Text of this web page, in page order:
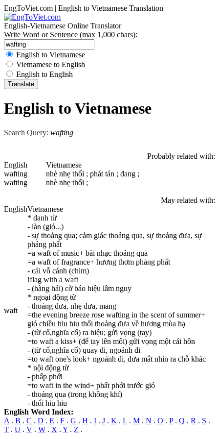
EngToViet.com | English to Vietnamese Translation
English-Vietnamese Online Translator
Write Word or Sentence (max 1,000 chars):
English to Vietnamese
Vietnamese to English
English to English
English to Vietnamese
Search Query: wafting
Probably related with:
English
Vietnamese
wafting
nhè nhẹ thổi ; phát tán ; đang ;
wafting
nhè nhẹ thổi ;
May related with:
EnglishVietnamese
waft
* danh từ
- làn (gió...)
- sự thoảng qua; cảm giác thoảng qua, sự thoảng đưa, sự
phảng phất
=a waft of music+ bài nhạc thoảng qua
=a waft of fragrance+ hương thơm phảng phất
- cái vỗ cánh (chim)
!flag with a waft
- (hàng hải) cờ báo hiệu lâm nguy
* ngoại động từ
- thoảng đưa, nhẹ đưa, mang
=the evening breeze rose wafting in the scent of summer+
gió chiều hiu hiu thổi thoảng đưa về hương mùa hạ
- (từ cổ,nghĩa cổ) ra hiệu; gửi vọng (tay)
=to waft a kiss+ (để tay lên môi) gửi vọng một cái hôn
- (từ cổ,nghĩa cổ) quay đi, ngoảnh đi
=to waft one's look+ ngoảnh đi, đưa mắt nhìn ra chỗ khác
* nội động từ
- phấp phới
=to waft in the wind+ phất phới trước gió
- thoảng qua (trong không khí)
- thổi hiu hiu
English Word Index:
A . B . C . D . E . F . G . H . I . J . K . L . M . N . O . P. Q . R . S .
T . U . V . W . X . Y . Z .